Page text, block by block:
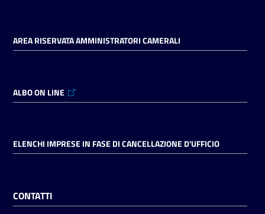
AREA RISERVATA AMMINISTRATORI CAMERALI
ALBO ON LINE
ELENCHI IMPRESE IN FASE DI CANCELLAZIONE D'UFFICIO
CONTATTI